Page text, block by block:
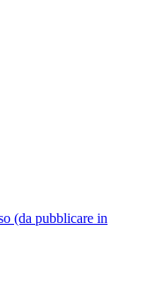
(da pubblicare in